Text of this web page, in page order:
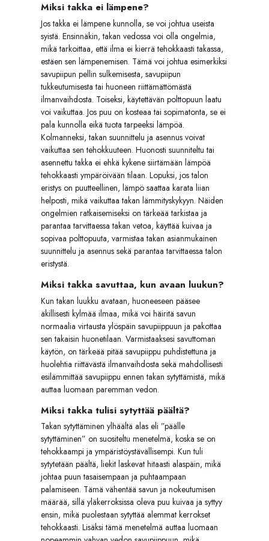
Miksi takka ei lämpene?
Jos takka ei lämpene kunnolla, se voi johtua useista
syistä. Ensinnäkin, takan vedossa voi olla ongelmia,
mikä tarkoittaa, että ilma ei kierrä tehokkaasti takassa,
estäen sen lämpenemisen. Tämä voi johtua esimerkiksi
savupiipun pellin sulkemisesta, savupiipun
tukkeutumisesta tai huoneen riittämättömästä
ilmanvaihdosta. Toiseksi, käytettävän polttopuun laatu
voi vaikuttaa. Jos puu on kosteaa tai sopimatonta, se ei
pala kunnolla eikä tuota tarpeeksi lämpöä.
Kolmanneksi, takan suunnittelu ja asennus voivat
vaikuttaa sen tehokkuuteen. Huonosti suunniteltu tai
asennettu takka ei ehkä kykene siirtämään lämpöä
tehokkaasti ympäröivään tilaan. Lopuksi, jos talon
eristys on puutteellinen, lämpö saattaa karata liian
helposti, mikä vaikuttaa takan lämmityskykyyn. Näiden
ongelmien ratkaisemiseksi on tärkeää tarkistaa ja
parantaa tarvittaessa takan vetoa, käyttää kuivaa ja
sopivaa polttopuuta, varmistaa takan asianmukainen
suunnittelu ja asennus sekä parantaa tarvittaessa talon
eristystä.
Miksi takka savuttaa, kun avaan luukun?
Kun takan luukku avataan, huoneeseen pääsee
äkillisesti kylmää ilmaa, mikä voi häiritä savun
normaalia virtausta ylöspäin savupiippuun ja pakottaa
sen takaisin huonetilaan. Varmistaaksesi savuttoman
käytön, on tärkeää pitää savupiippu puhdistettuna ja
huolehtia riittävästä ilmanvaihdosta sekä mahdollisesti
esilämmittää savupiippu ennen takan sytyttämistä, mikä
auttaa luomaan paremman vedon.
Miksi takka tulisi sytyttää päältä?
Takan sytyttäminen ylhäältä alas eli ”päälle
sytyttäminen” on suositeltu menetelmä, koska se on
tehokkaampi ja ympäristöystävällisempi. Kun tuli
sytytetään päältä, liekit laskevat hitaasti alaspäin, mikä
johtaa puun tasaisempaan ja puhtaampaan
palamiseen. Tämä vähentää savun ja nokeutumisen
määrää, sillä yläkerroksissa oleva puu kuivaa ja syttyy
ensin, mikä puolestaan sytyttää alemmat kerrokset
tehokkaasti. Lisäksi tämä menetelmä auttaa luomaan